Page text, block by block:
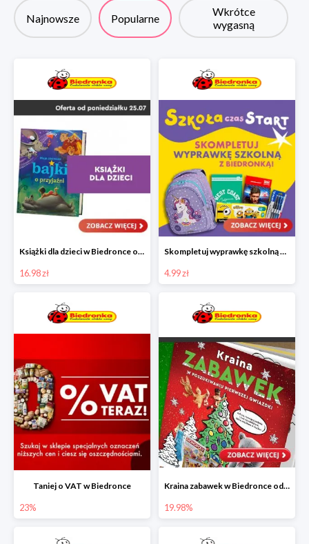
Najnowsze Popularne
Wkrótce
wygasną
Książki dla dzieci w Biedronce od 16,99 zł
16.98 zł
Skompletuj wyprawkę szkolną z Biedronką od 4,99 zł
4.99 zł
Taniej o VAT w Biedronce
23%
Kraina zabawek w Biedronce od 19,99 zł
19.98%